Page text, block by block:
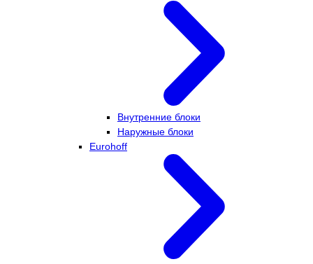
Внутренние блоки
Наружные блоки
Eurohoff